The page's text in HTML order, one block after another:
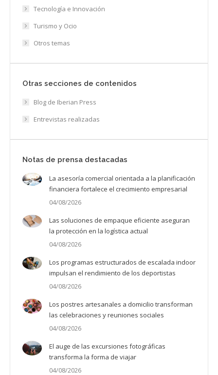
Tecnología e Innovación
Turismo y Ocio
Otros temas
Otras secciones de contenidos
Blog de Iberian Press
Entrevistas realizadas
Notas de prensa destacadas
La asesoría comercial orientada a la planificación
financiera fortalece el crecimiento empresarial
04/08/2026
Las soluciones de empaque eficiente aseguran
la protección en la logística actual
04/08/2026
Los programas estructurados de escalada indoor
impulsan el rendimiento de los deportistas
04/08/2026
Los postres artesanales a domicilio transforman
las celebraciones y reuniones sociales
04/08/2026
El auge de las excursiones fotográficas
transforma la forma de viajar
04/08/2026